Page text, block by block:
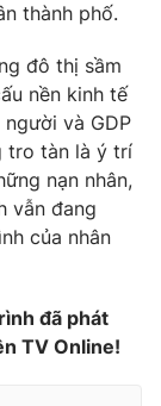
thành phố.
đô thị sầm
nền kinh tế
và GDP
tro tàn là ý trí
nạn nhân,
vẫn đang
của nhân
đã phát
TV Online!